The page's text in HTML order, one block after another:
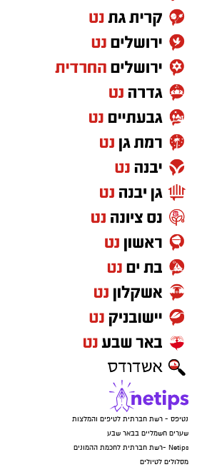
נטיפס - רשת חברתית לטיפים והמלצות
שערים חשמליים בבאר שבע
Netips -רשת חברתית לחכמת ההמונים
מסלולים לטיולים